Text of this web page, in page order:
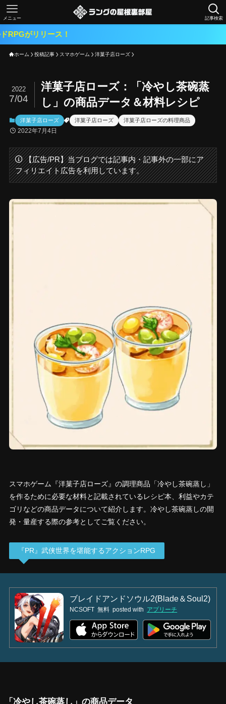
記事検索
メニュー
ホーム 投稿記事 スマホゲーム 洋菓子店ローズ
洋菓子店ローズ：「冷やし茶碗蒸
し」の商品データ＆材料レシピ
2022
7/04
洋菓子店ローズ 洋菓子店ローズ 洋菓子店ローズの料理商品
2022年7月4日
【広告/PR】当ブログでは記事内・記事外の一部にア
フィリエイト広告を利用しています。
スマホゲーム『洋菓子店ローズ』の調理商品「冷やし茶碗蒸し」
を作るために必要な材料と記載されているレシピ本、利益やカテ
ゴリなどの商品データについて紹介します。冷やし茶碗蒸しの開
発・量産する際の参考としてご覧ください。
『PR』武侠世界を堪能するアクションRPG
ブレイドアンドソウル2(Blade＆Soul2)
NCSOFT 無料 posted with アプリーチ
「冷やし茶碗蒸し」の商品データ